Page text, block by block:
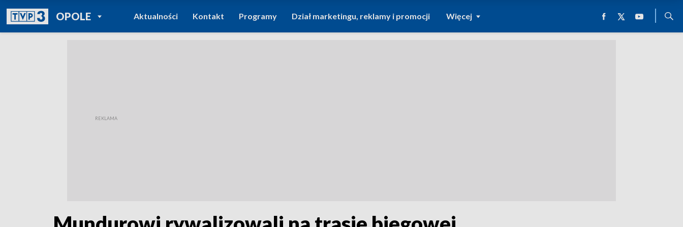
OPOLEPOWRÓT DO
TVP REGIONY
Aktualności Kontakt Programy Dział marketingu, reklamy i promocji Więcej